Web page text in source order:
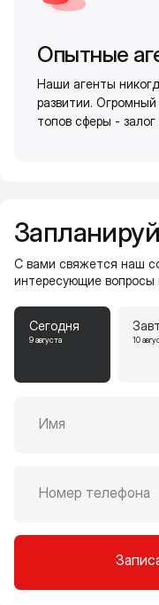
Опытные
Наши агенты
развитии.
топов сферы -
С вами свяжется наш
интересующие вопросы
Сегодня
9 августа 10
Имя
Номер телефона